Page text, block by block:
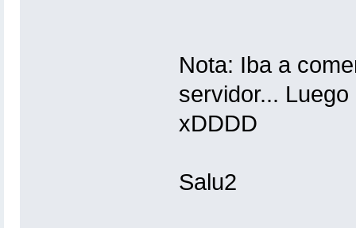
Nota: Iba a
servidor...
xDDDD
Salu2